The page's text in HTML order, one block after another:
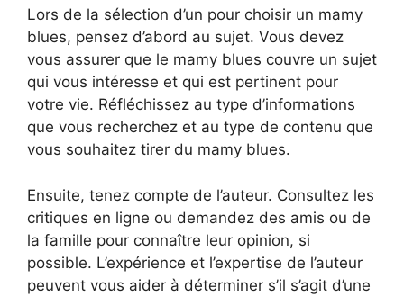
Lors de la sélection d’un pour choisir un mamy
blues, pensez d’abord au sujet. Vous devez
vous assurer que le mamy blues couvre un sujet
qui vous intéresse et qui est pertinent pour
votre vie. Réfléchissez au type d’informations
que vous recherchez et au type de contenu que
vous souhaitez tirer du mamy blues.
Ensuite, tenez compte de l’auteur. Consultez les
critiques en ligne ou demandez des amis ou de
la famille pour connaître leur opinion, si
possible. L’expérience et l’expertise de l’auteur
peuvent vous aider à déterminer s’il s’agit d’une